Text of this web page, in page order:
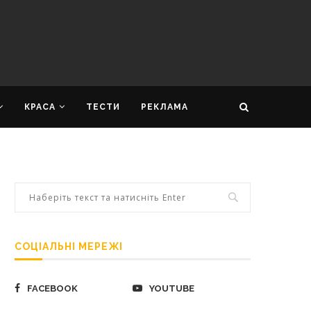
КРАСА ТЕСТИ РЕКЛАМА
СОЦІАЛЬНІ МЕРЕЖІ
FACEBOOK YOUTUBE